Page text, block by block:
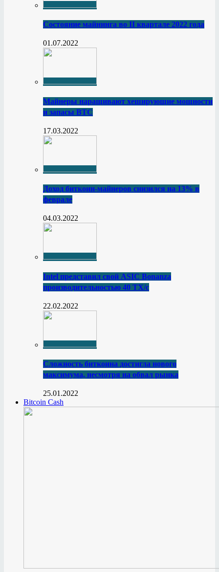
Состояние майнинга во II квартале 2022 года
01.07.2022
Майнеры наращивают хеширующие мощности
и запасы BTC
17.03.2022
Доход биткоин-майнеров снизился на 13% в
феврале
04.03.2022
Intel представил свой ASIC Bonanza
производительностью 40 ТХ/с
22.02.2022
Сложность биткоина достигла нового
максимума, несмотря на обвал рынка
25.01.2022
Bitcoin Cash